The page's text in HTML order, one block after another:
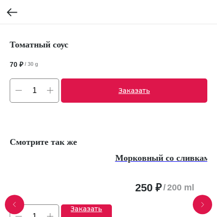
Томатный соус
70 ₽ / 30 g
Заказать
Смотрите так же
Морковный со сливками
250 ₽/200 ml
Заказать